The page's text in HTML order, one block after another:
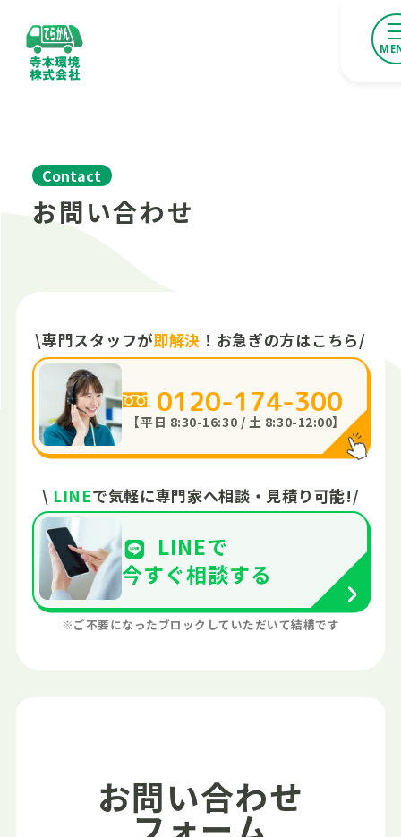
Contact
お問い合わせ
\専門スタッフが即解決 ！ お急ぎの方はこちら/
0120-174-300
【平日 8:30-16:30 / 土 8:30-12:00】
\ LINEで気軽に専門家へ相談・見積り可能!/
LINEで
今すぐ相談する
※ご不要になったブロックしていただいて結構です
お問い合わせ